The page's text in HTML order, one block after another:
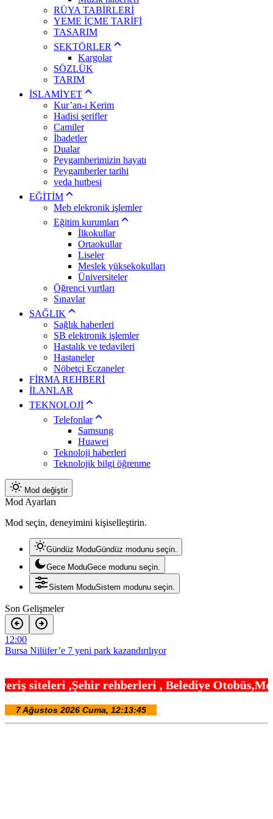
RÜYA TABİRLERİ
YEME İÇME TARİFİ
TASARIM
SEKTÖRLER
Kargolar
SÖZLÜK
TARIM
İSLAMİYET
Kur’an-ı Kerim
Hadisi şerifler
Camiler
İbadetler
Dualar
Peygamberimizin hayatı
Peygamberler tarihi
veda hutbesi
EĞİTİM
Meb elekronik işlemler
Eğitim kurumları
İlkokullar
Ortaokullar
Liseler
Meslek yüksekokulları
Üniversiteler
Öğrenci yurtları
Sınavlar
SAĞLIK
Sağlık haberleri
SB elektronik işlemler
Hastalık ve tedavileri
Hastaneler
Nöbetçi Eczaneler
FİRMA REHBERİ
İLANLAR
TEKNOLOJİ
Telefonlar
Samsung
Huawei
Teknoloji haberleri
Teknolojik bilgi öğrenme
Mod değiştir
Mod Ayarları
Mod seçin, deneyimini kişiselleştirin.
Gündüz ModuGündüz modunu seçin.
Gece ModuGece modunu seçin.
Sistem ModuSistem modunu seçin.
Son Gelişmeler
12:00
Bursa Nilüfer’e 7 yeni park kazandırılıyor
Kocaeli’de Dilovası Kent Meydanı hızlandı
11:48
İzmir Körfezi’ne nefes aldıran operasyon… Manda ve Bostanlı
temizlendi
,Şehir rehberleri , Belediye